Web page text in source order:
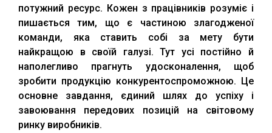
потужний ресурс. Кожен з працівників розуміє і
пишається тим, що є частиною злагодженої
команди, яка ставить собі за мету бути
найкращою в своїй галузі. Тут усі постійно й
наполегливо прагнуть удосконалення, щоб
зробити продукцію конкурентоспроможною. Це
основне завдання, єдиний шлях до успіху і
завоювання передових позицій на світовому
ринку виробників.